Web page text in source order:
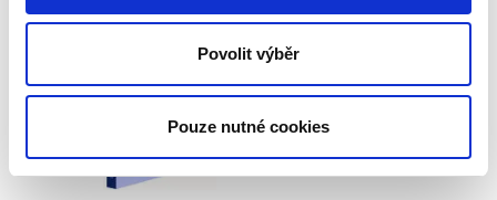
Povolit výběr
Pouze nutné cookies
Opatření proti
vyhýbání se
daňovým